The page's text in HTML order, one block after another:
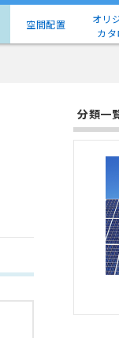
空間配置
オリ
カタ
分類一